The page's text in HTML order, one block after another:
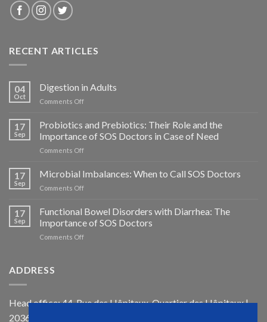
RECENT ARTICLES
04
Oct
Digestion in Adults
Comments Offon
Digestion
l’Adulte
17
Sep
Probiotics and Prebiotics: Their Role and the
Importance of SOS Doctors in Case of Need
Comments Offon
et
Rôle
et
Besoin
17
Sep
Microbial Imbalances: When to Call SOS Doctors
Comments Offon
Microbiens
Quand
Faire
17
Sep
Functional Bowel Disorders with Diarrhea: The
Importance of SOS Doctors
Comments Offon
ADDRESS
Head office: 44, Rue des Hôpitaux, Quartier des Hôpitaux |
20360, Morocco